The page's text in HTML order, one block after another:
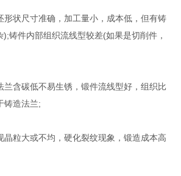
形状尺寸准确，加工量小，成本低，但有铸
铸件内部组织流线型较差(如果是切削件，
兰含碳低不易生锈，锻件流线型好，组织比
铸造法兰;
晶粒大或不均，硬化裂纹现象，锻造成本高